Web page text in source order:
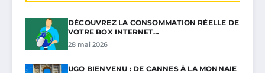
DÉCOUVREZ LA CONSOMMATION RÉELLE DE
VOTRE BOX INTERNET…
28 mai 2026
UGO BIENVENU : DE CANNES À LA MONNAIE